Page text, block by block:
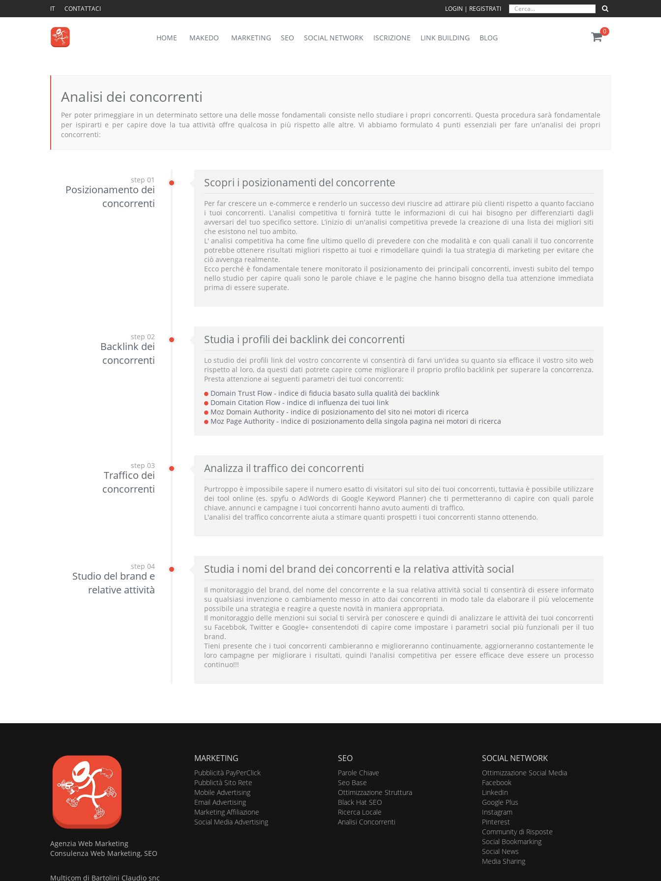
IT CONTATTACI LOGIN | REGISTRATI
0
HOME MAKEDO MARKETING SEO SOCIAL NETWORK ISCRIZIONE LINK BUILDING BLOG
Analisi dei concorrenti
Per poter primeggiare in un determinato settore una delle mosse fondamentali consiste nello studiare i propri concorrenti. Questa procedura sarà fondamentale
per ispirarti e per capire dove la tua attività offre qualcosa in più rispetto alle altre. Vi abbiamo formulato 4 punti essenziali per fare un'analisi dei propri
concorrenti:
step 01
Posizionamento dei
concorrenti
Scopri i posizionamenti del concorrente
Per far crescere un e-commerce e renderlo un successo devi riuscire ad attirare più clienti rispetto a quanto facciano
i tuoi concorrenti. L'analisi competitiva ti fornirà tutte le informazioni di cui hai bisogno per differenziarti dagli
avversari del tuo specifico settore. L’inizio di un'analisi competitiva prevede la creazione di una lista dei migliori siti
che esistono nel tuo ambito.
L' analisi competitiva ha come fine ultimo quello di prevedere con che modalità e con quali canali il tuo concorrente
potrebbe ottenere risultati migliori rispetto ai tuoi e rimodellare quindi la tua strategia di marketing per evitare che
ciò avvenga realmente.
Ecco perché è fondamentale tenere monitorato il posizionamento dei principali concorrenti, investi subito del tempo
nello studio per capire quali sono le parole chiave e le pagine che hanno bisogno della tua attenzione immediata
prima di essere superate.
step 02
Backlink dei
concorrenti
Studia i profili dei backlink dei concorrenti
Lo studio dei profili link del vostro concorrente vi consentirà di farvi un'idea su quanto sia efficace il vostro sito web
rispetto al loro, da questi dati potrete capire come migliorare il proprio profilo backlink per superare la concorrenza.
Presta attenzione ai seguenti parametri dei tuoi concorrenti:
Domain Trust Flow - indice di fiducia basato sulla qualità dei backlink
Domain Citation Flow - indice di influenza dei tuoi link
Moz Domain Authority - indice di posizionamento del sito nei motori di ricerca
Moz Page Authority - indice di posizionamento della singola pagina nei motori di ricerca
step 03
Traffico dei
concorrenti
Analizza il traffico dei concorrenti
Purtroppo è impossibile sapere il numero esatto di visitatori sul sito dei tuoi concorrenti, tuttavia è possibile utilizzare
dei tool online (es. spyfu o AdWords di Google Keyword Planner) che ti permetteranno di capire con quali parole
chiave, annunci e campagne i tuoi concorrenti hanno avuto aumenti di traffico.
L'analisi del traffico concorrente aiuta a stimare quanti prospetti i tuoi concorrenti stanno ottenendo.
step 04
Studio del brand e
relative attività
Studia i nomi del brand dei concorrenti e la relativa attività social
Il monitoraggio del brand, del nome del concorrente e la sua relativa attività social ti consentirà di essere informato
su qualsiasi invenzione o cambiamento messo in atto dai concorrenti in modo tale da elaborare il più velocemente
possibile una strategia e reagire a queste novità in maniera appropriata.
Il monitoraggio delle menzioni sui social ti servirà per conoscere e quindi di analizzare le attività dei tuoi concorrenti
su Facebbok, Twitter e Google+ consentendoti di capire come impostare i parametri social più funzionali per il tuo
brand.
Tieni presente che i tuoi concorrenti cambieranno e miglioreranno continuamente, aggiorneranno costantemente le
loro campagne per migliorare i risultati, quindi l'analisi competitiva per essere efficace deve essere un processo
continuo!!!
Agenzia Web Marketing
Consulenza Web Marketing, SEO
Multicom di Bartolini Claudio snc
MARKETING
Pubblicità PayPerClick
Pubblictà Sito Rete
Mobile Advertising
Email Advertising
Marketing Affiliazione
Social Media Advertising
SEO
Parole Chiave
Seo Base
Ottimizzazione Struttura
Black Hat SEO
Ricerca Locale
Analisi Concorrenti
SOCIAL NETWORK
Ottimizzazione Social Media
Facebook
LinkedIn
Google Plus
Instagram
Pinterest
Community di Risposte
Social Bookmarking
Social News
Media Sharing